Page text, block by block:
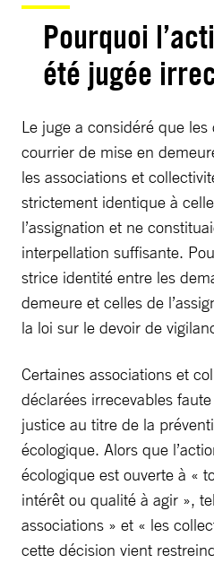
Pourquoi
été jugée
Le juge a considéré que
courrier de mise en
les associations et
strictement identique à
l’assignation et ne
interpellation suffisante.
strice identité entre les
demeure et celles de
la loi sur le devoir de
Certaines associations et
déclarées irrecevables
justice au titre de la
écologique. Alors que
écologique est ouverte à «
intérêt ou qualité à agir »,
associations » et « les
cette décision vient